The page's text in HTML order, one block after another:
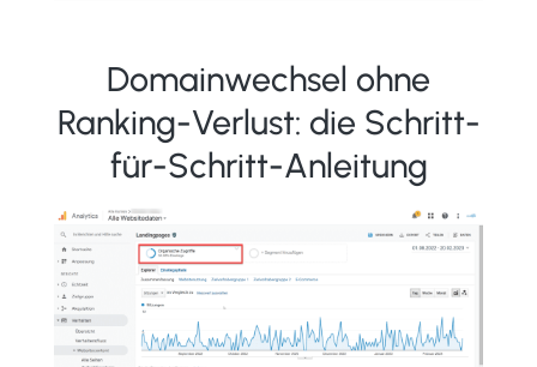
Domainwechsel ohne
Ranking-Verlust: die Schritt-
für-Schritt-Anleitung